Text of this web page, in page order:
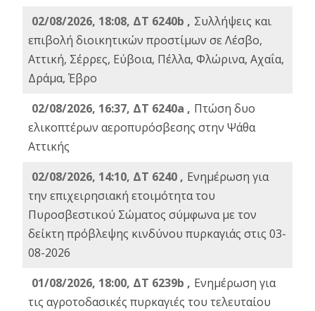
02/08/2026, 18:08, ΔΤ 6240b , Συλλήψεις και
επιβολή διοικητικών προστίμων σε Λέσβο,
Αττική, Σέρρες, Εύβοια, Πέλλα, Φλώρινα, Αχαΐα,
Δράμα, Έβρο
02/08/2026, 16:37, ΔΤ 6240a , Πτώση δυο
ελικοπτέρων αεροπυρόσβεσης στην Ψάθα
Αττικής
02/08/2026, 14:10, ΔΤ 6240 , Ενημέρωση για
την επιχειρησιακή ετοιμότητα του
Πυροσβεστικού Σώματος σύμφωνα με τον
δείκτη πρόβλεψης κινδύνου πυρκαγιάς στις 03-
08-2026
01/08/2026, 18:00, ΔΤ 6239b , Ενημέρωση για
τις αγροτοδασικές πυρκαγιές του τελευταίου